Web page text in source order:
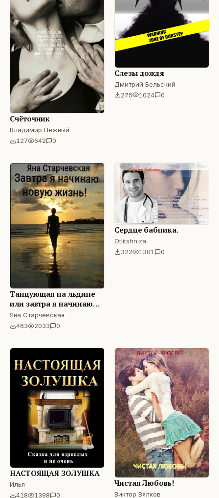
Счёточник
Владимир Нежный
127
642 0
Слезы дождя
Дмитрий Бельский
275
1024 0
Танцующая на льдине
или завтра я начинаю
новую жизнь!
Яна Старчевская
463
2033 0
Сердце бабника.
Otlitshniza
322
1301 0
НАСТОЯЩАЯ ЗОЛУШКА
Илья
418
1398 0
Чистая Любовь!
Виктор Вялков